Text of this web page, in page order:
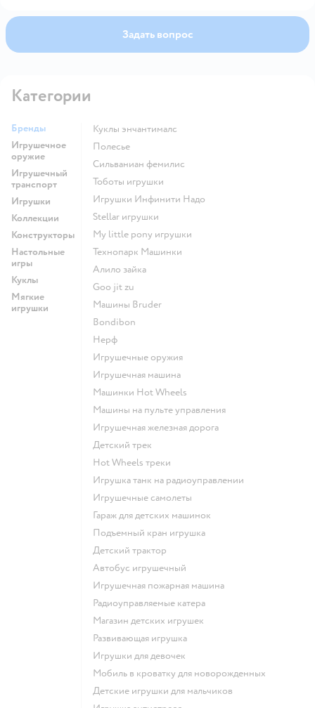
Задать вопрос
Категории
Бренды
Игрушечное
оружие
Игрушечный
транспорт
Игрушки
Коллекции
Конструкторы
Настольные
игры
Куклы
Мягкие
игрушки
Куклы энчантималс
Полесье
Сильваниан фемилис
Тоботы игрушки
Игрушки Инфинити Надо
Stellar игрушки
my little pony игрушки
Технопарк Машинки
Алило зайка
Goo jit zu
Машины Bruder
Bondibon
Нерф
Игрушечные оружия
Игрушечная машина
Машинки Hot Wheels
Машины на пульте управления
Игрушечная железная дорога
Детский трек
Hot Wheels треки
Игрушка танк на радиоуправлении
Игрушечные самолеты
Гараж для детских машинок
Подъемный кран игрушка
Детский трактор
Автобус игрушечный
Игрушечная пожарная машина
Радиоуправляемые катера
Магазин детских игрушек
Развивающая игрушка
Игрушки для девочек
Мобиль в кроватку для новорожденных
Детские игрушки для мальчиков